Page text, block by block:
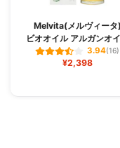
Melvita(メルヴィータ)
ビオオイル アルガンオ
3.94(16)
¥2,398